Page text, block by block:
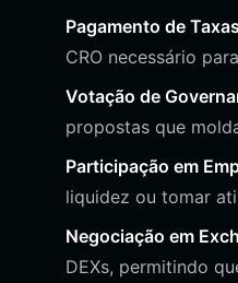
Pagamento de
CRO necessário
Votação de
propostas que
Participação em
liquidez ou tomar
Negociação em
DEXs, permitindo